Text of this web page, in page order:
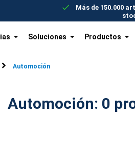
Más de 150.000
Soluciones Productos
Automoción